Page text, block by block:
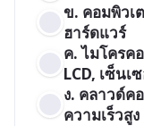
ข. คอมพิวเ
ฮาร์ดแวร์
ค. ไมโครค
LCD, เซ็นเ
ง. คลาวด์ค
ความเร็วสูง